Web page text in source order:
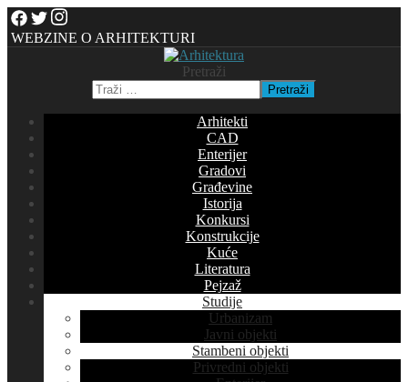
WEBZINE O ARHITEKTURI
Pretraži
Pretraži
Arhitekti
CAD
Enterijer
Gradovi
Građevine
Istorija
Konkursi
Konstrukcije
Kuće
Literatura
Pejzaž
Studije
Urbanizam
Javni objekti
Stambeni objekti
Privredni objekti